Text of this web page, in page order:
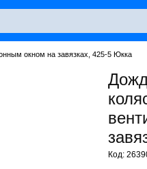
окном на завязках, 425-5 Юкка
Код: